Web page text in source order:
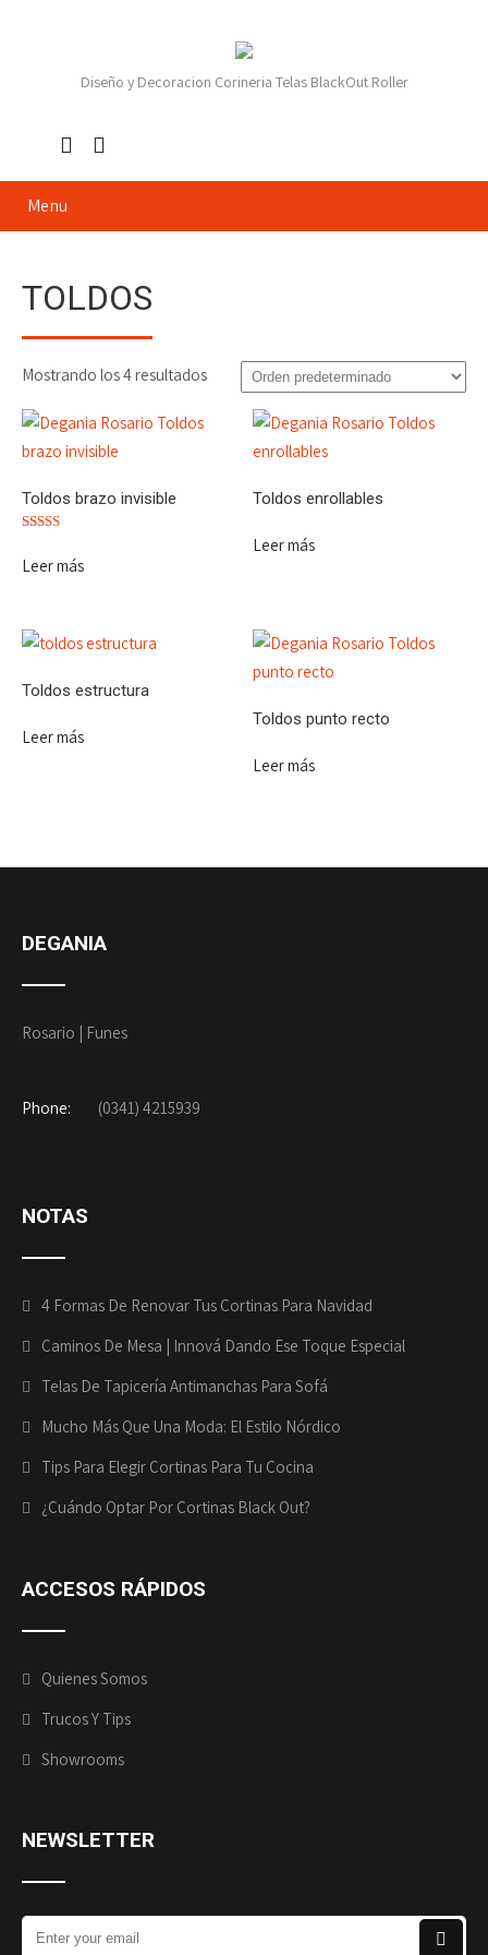
Diseño y Decoracion Corineria Telas BlackOut Roller
Menu
TOLDOS
Mostrando los 4 resultados
Toldos brazo invisible
5.00
Leer más
Toldos enrollables
Leer más
Toldos estructura
Leer más
Toldos punto recto
Leer más
DEGANIA
Rosario | Funes
Phone: (0341) 4215939
NOTAS
4 Formas De Renovar Tus Cortinas Para Navidad
Caminos De Mesa | Innová Dando Ese Toque Especial
Telas De Tapicería Antimanchas Para Sofá
Mucho Más Que Una Moda: El Estilo Nórdico
Tips Para Elegir Cortinas Para Tu Cocina
¿Cuándo Optar Por Cortinas Black Out?
ACCESOS RÁPIDOS
Quienes Somos
Trucos Y Tips
Showrooms
NEWSLETTER